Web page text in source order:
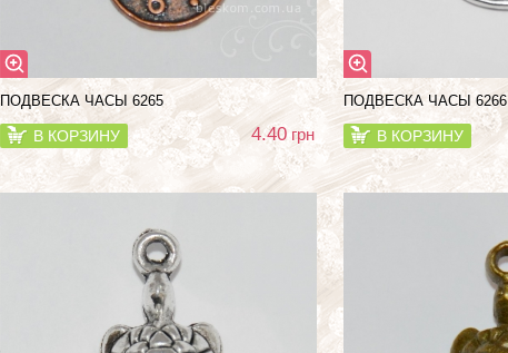
ПОДВЕСКА ЧАСЫ 6265
В КОРЗИНУ 4.40 грн
ПОДВЕСКА ЧАСЫ 6266
В КОРЗИНУ